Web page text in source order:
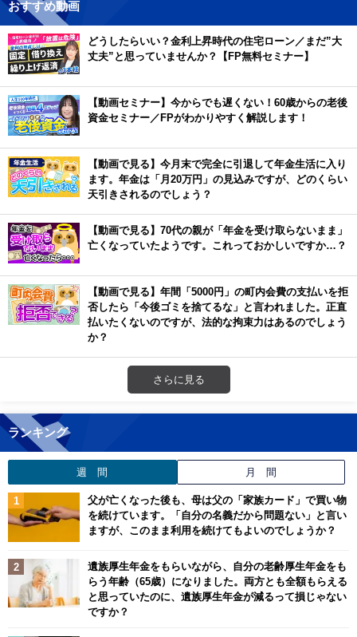
おすすめ動画
どうしたらいい？金利上昇時代の住宅ローン／まだ”大
丈夫”と思っていませんか？【FP無料セミナー】
【動画セミナー】今からでも遅くない！60歳からの老後
資金セミナー／FPがわかりやすく解説します！
【動画で見る】今月末で完全に引退して年金生活に入り
ます。年金は「月20万円」の見込みですが、どのくらい
天引きされるのでしょう？
【動画で見る】70代の親が「年金を受け取らないまま」
亡くなっていたようです。これっておかしいですか…？
【動画で見る】年間「5000円」の町内会費の支払いを拒
否したら「今後ゴミを捨てるな」と言われました。正直
払いたくないのですが、法的な拘束力はあるのでしょう
か？
さらに見る
ランキング
週 間 月 間
父が亡くなった後も、母は父の「家族カード」で買い物
を続けています。「自分の名義だから問題ない」と言い
ますが、このまま利用を続けてもよいのでしょうか？
遺族厚生年金をもらいながら、自分の老齢厚生年金をも
らう年齢（65歳）になりました。両方とも全額もらえる
と思っていたのに、遺族厚生年金が減るって損じゃない
ですか？